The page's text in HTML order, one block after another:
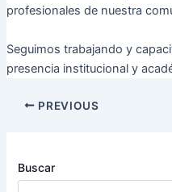
profesionales de nuestra
Seguimos trabajando y
presencia institucional y
PREVIOUS
Buscar